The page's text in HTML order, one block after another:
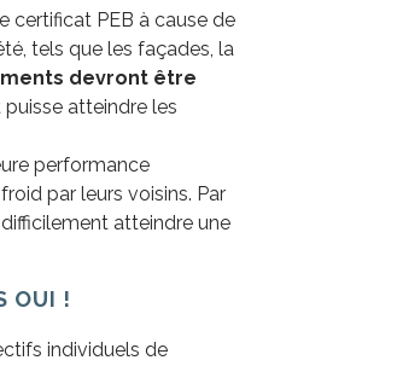
certificat PEB à cause de
tels que les façades, la
devront être
atteindre les
performance
par leurs voisins. Par
atteindre une
OUI !
individuels de